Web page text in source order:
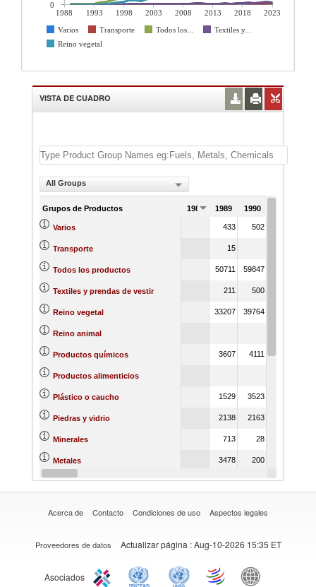
1988 1993 1998 2003 2008 2013 2018
2023
Varios
Transporte Todos los...
Textiles y...
Reino vegetal
0
VISTA DE CUADRO
All Groups
Grupos de Productos 1988 1989 1990
Varios 433 502
Transporte 15
Todos los productos 50711 59847
Textiles y prendas de vestir 211 500
Reino vegetal 33207 39764
Reino animal
Productos químicos 3607 4111
Productos alimenticios
Plástico o caucho 1529 3523
Piedras y vidrio 2138 2163
Minerales 713 28
Metales 3478 200
Materias primas 5002 11712 9713
Acerca de Contacto Condiciones de uso Aspectos legales
Proveedores de datos Actualizar página : Aug-10-2026 15:35 ET
Asociados